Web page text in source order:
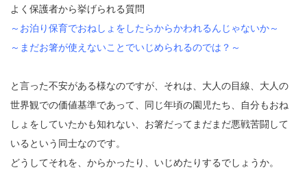
よく保護者から挙げられる質問
～お泊り保育でおねしょをしたらからかわれるんじゃないか～
～まだお箸が使えないことでいじめられるのでは？～
と言った不安がある様なのですが、それは、大人の目線、大人の
世界観での価値基準であって、同じ年頃の園児たち、自分もおね
しょをしていたかも知れない、お箸だってまだまだ悪戦苦闘して
いるという同士なのです。
どうしてそれを、からかったり、いじめたりするでしょうか。